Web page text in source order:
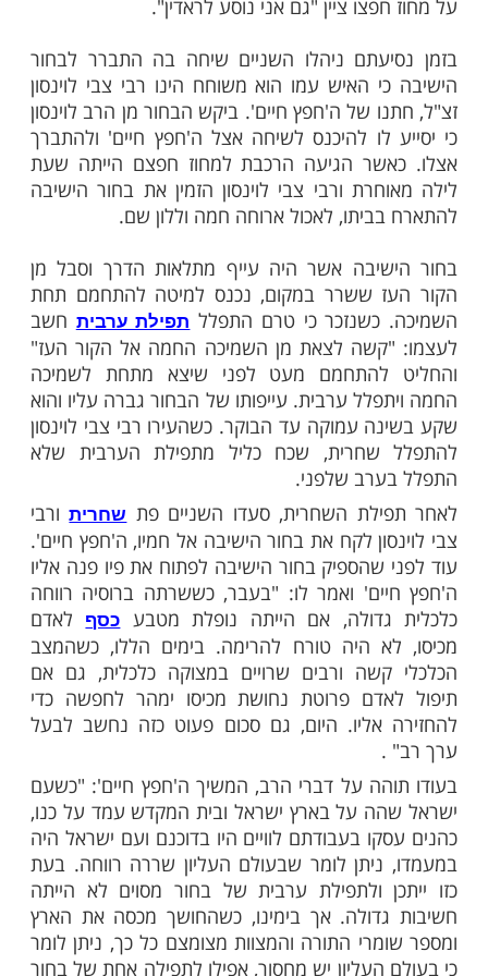
שלנו בתהיליםבלחיצה כאן >>>​
ישיבה שנסע לקבל ברכה מה'חפץ חיים'.
מישיבתו אשר בעיר ליטא ועלה על הרכבת
מושבו של הרב. ברכבת פגש בחורה ישיבה
אשר תהה בנוגע ליעדו של הבחור, וכששמע
ניהלו השניים שיחה בה התברר לבחור
האיש עמו הוא משוחח הינו רבי צבי לוינסון
של ה'חפץ חיים'. ביקש הבחור מן הרב לוינסון
לו להיכנס לשיחה אצל ה'חפץ חיים' ולהתברך
הגיעה הרכבת למחוז חפצם הייתה שעת
ורבי צבי לוינסון הזמין את בחור הישיבה
לאכול ארוחה חמה וללון שם.
אשר היה עייף מתלאות הדרך וסבל מן
ששרר במקום, נכנס למיטה להתחמם תחת
כשנזכר כי טרם התפללתפילת ערביתחשב
לצאת מן השמיכה החמה אל הקור העז"
להתחמם מעט לפני שיצא מתחת לשמיכה
ערבית. עייפותו של הבחור גברה עליו והוא
עמוקה עד הבוקר. כשהעירו רבי צבי לוינסון
שחרית, שכח כליל מתפילת הערבית שלא
שלפני.
השחרית, סעדו השניים פתשחרית ורבי
לקח את בחור הישיבה אל חמיו, ה'חפץ חיים'.
שהספיק בחור הישיבה לפתוח את פיו פנה אליו